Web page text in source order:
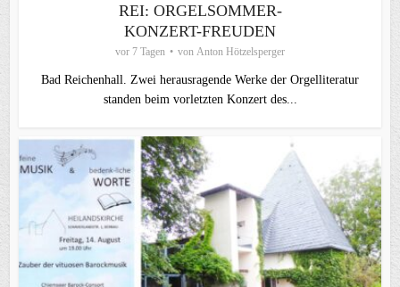
REI: ORGELSOMMER-
KONZERT-FREUDEN
vor 7 Tagen von Anton Hötzelsperger
Bad Reichenhall. Zwei herausragende Werke der Orgelliteratur
standen beim vorletzten Konzert des...